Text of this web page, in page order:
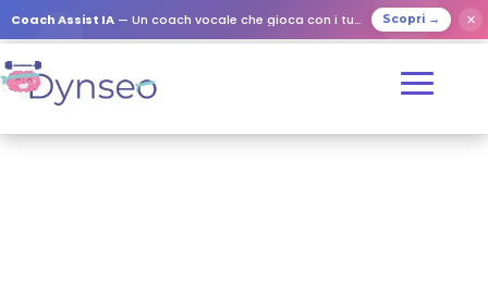
Coach Assist IA — Un coach vocale che gioca con i tuoi cari Scopri → ✕